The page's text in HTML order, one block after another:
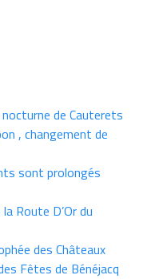
de Cauterets
, changement de
sont prolongés
Route D’Or du
des Châteaux
Fêtes de Bénéjacq